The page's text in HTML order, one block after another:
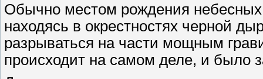
Обычно местом рождения
находясь в окрестностях черной
разрываться на части мощным
происходит на самом деле, и было